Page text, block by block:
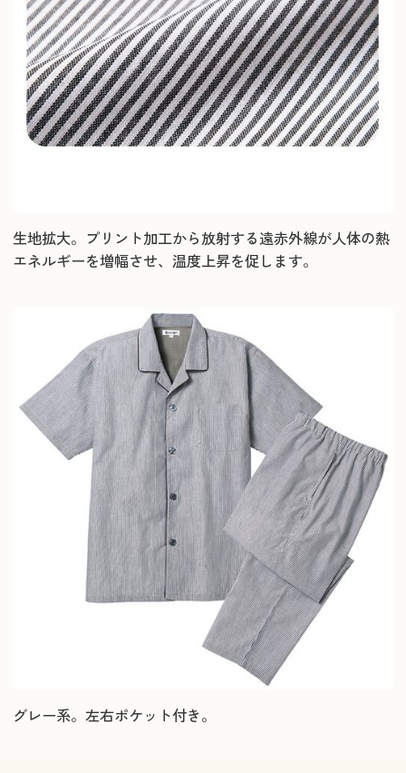
生地拡大。プリント加工から放射する遠赤外線が人体の熱
エネルギーを増幅させ、温度上昇を促します。
グレー系。左右ポケット付き。